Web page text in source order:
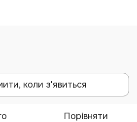
коли з'явиться
Порівняти